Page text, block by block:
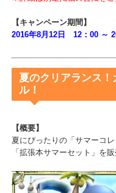
今回は約20%ぶんお得な
※各対象決済の購入回数は
※詳細は別途掲載の告知を
【キャンペーン期間】
2016年8月12日 12：00
夏のクリアランス
ル！